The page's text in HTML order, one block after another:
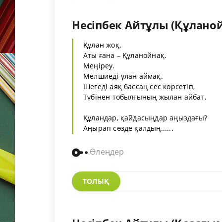
Несіпбек Айтұлы
Құлан жоқ.
Аты ғана – Құланойнақ.
Меңіреу.
Мелшиеді ұлан аймақ.
Шегеді аяқ бассаң сес көрсетіп,
Түбінен тобылғының жылан айбат.
Құландар, қайдасыңдар аңыздағы?
Аңырап сөзде қалдың......
Өлеңдер
ТОЛЫҚ